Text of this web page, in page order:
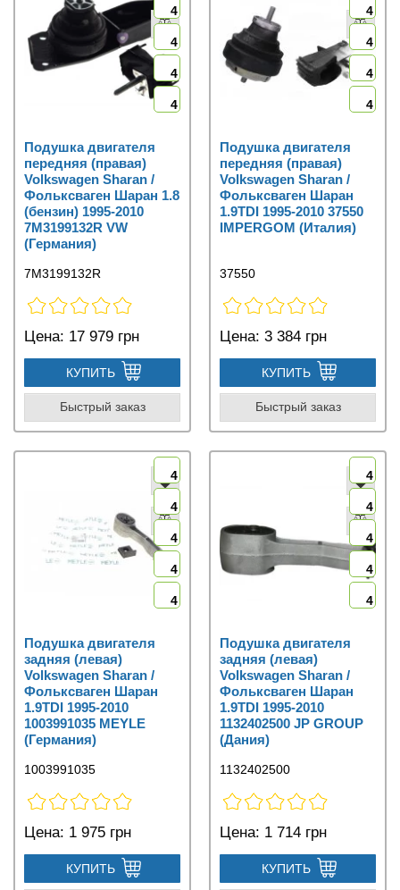
4
4
4
4
Подушка двигателя
передняя (правая)
Volkswagen Sharan /
Фольксваген Шаран 1.8
(бензин) 1995-2010
7M3199132R VW
(Германия)
7M3199132R
Цена: 17 979 грн
КУПИТЬ
Быстрый заказ
4
4
4
4
Подушка двигателя
передняя (правая)
Volkswagen Sharan /
Фольксваген Шаран
1.9TDI 1995-2010 37550
IMPERGOM (Италия)
37550
Цена: 3 384 грн
КУПИТЬ
Быстрый заказ
4
4
4
4
4
Подушка двигателя
задняя (левая)
Volkswagen Sharan /
Фольксваген Шаран
1.9TDI 1995-2010
1003991035 MEYLE
(Германия)
1003991035
Цена: 1 975 грн
КУПИТЬ
4
4
4
4
4
Подушка двигателя
задняя (левая)
Volkswagen Sharan /
Фольксваген Шаран
1.9TDI 1995-2010
1132402500 JP GROUP
(Дания)
1132402500
Цена: 1 714 грн
КУПИТЬ